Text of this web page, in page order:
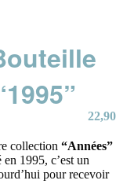
22,90
collection “Années”
1995, c’est un
pour recevoir